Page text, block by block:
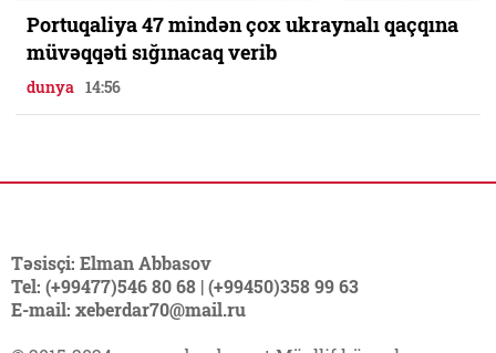
Portuqaliya 47 mindən çox ukraynalı qaçqına
müvəqqəti sığınacaq verib
dunya 14:56
Təsisçi: Elman Abbasov
Tel: (+99477)546 80 68 | (+99450)358 99 63
E-mail: xeberdar70@mail.ru